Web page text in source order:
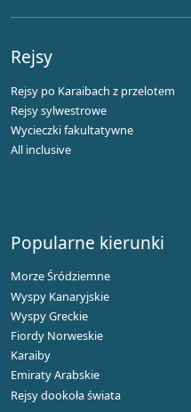
Rejsy
Rejsy po Karaibach z przelotem
Rejsy sylwestrowe
Wycieczki fakultatywne
All inclusive
Popularne kierunki
Morze Śródziemne
Wyspy Kanaryjskie
Wyspy Greckie
Fiordy Norweskie
Karaiby
Emiraty Arabskie
Rejsy dookoła świata